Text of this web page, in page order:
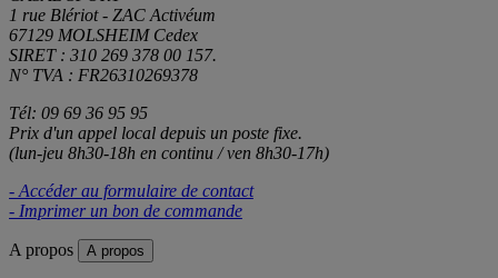
1 rue Blériot - ZAC Activéum
67129 MOLSHEIM Cedex
SIRET : 310 269 378 00 157.
N° TVA : FR26310269378
Tél: 09 69 36 95 95
Prix d'un appel local depuis un poste fixe.
(lun-jeu 8h30-18h en continu / ven 8h30-17h)
- Accéder au formulaire de contact
- Imprimer un bon de commande
A propos A propos